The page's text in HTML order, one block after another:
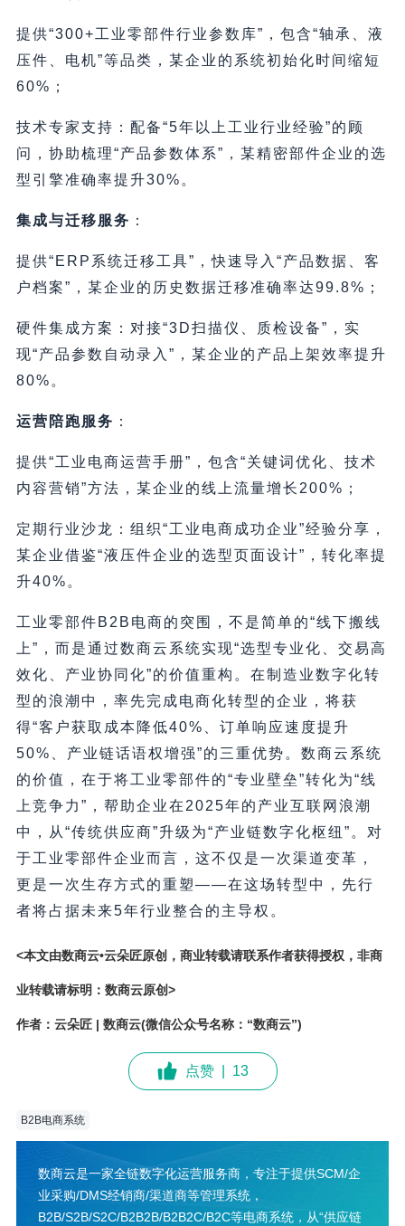
提供“300+工业零部件行业参数库”，包含“轴承、液
压件、电机”等品类，某企业的系统初始化时间缩短
60%；
技术专家支持：配备“5年以上工业行业经验”的顾
问，协助梳理“产品参数体系”，某精密部件企业的选
型引擎准确率提升30%。
集成与迁移服务 ：
提供“ERP系统迁移工具”，快速导入“产品数据、客
户档案”，某企业的历史数据迁移准确率达99.8%；
硬件集成方案：对接“3D扫描仪、质检设备”，实
现“产品参数自动录入”，某企业的产品上架效率提升
80%。
运营陪跑服务 ：
提供“工业电商运营手册”，包含“关键词优化、技术
内容营销”方法，某企业的线上流量增长200%；
定期行业沙龙：组织“工业电商成功企业”经验分享，
某企业借鉴“液压件企业的选型页面设计”，转化率提
升40%。
工业零部件B2B电商的突围，不是简单的“线下搬线
上”，而是通过数商云系统实现“选型专业化、交易高
效化、产业协同化”的价值重构。在制造业数字化转
型的浪潮中，率先完成电商化转型的企业，将获
得“客户获取成本降低40%、订单响应速度提升
50%、产业链话语权增强”的三重优势。数商云系统
的价值，在于将工业零部件的“专业壁垒”转化为“线
上竞争力”，帮助企业在2025年的产业互联网浪潮
中，从“传统供应商”升级为“产业链数字化枢纽”。对
于工业零部件企业而言，这不仅是一次渠道变革，
更是一次生存方式的重塑——在这场转型中，先行
者将占据未来5年行业整合的主导权。
<本文由数商云•云朵匠原创，商业转载请联系作者获得授权，非商
业转载请标明：数商云原创>
作者：云朵匠 | 数商云(微信公众号名称：“数商云”)
点赞 13
B2B电商系统
数商云是一家全链数字化运营服务商，专注于提供SCM/企
业采购/DMS经销商/渠道商等管理系统，
B2B/S2B/S2C/B2B2B/B2B2C/B2C等电商系统，从“供应链